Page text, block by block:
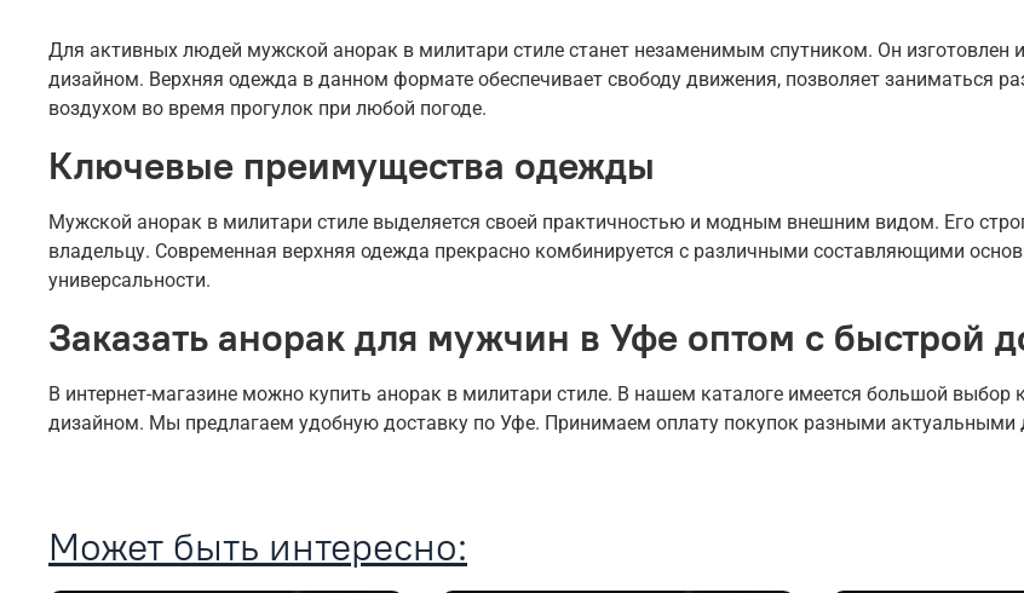
Для активных людей мужской анорак в милитари стиле станет незаменимым спутником. Он изготовлен
дизайном. Верхняя одежда в данном формате обеспечивает свободу движения, позволяет заниматься
воздухом во время прогулок при любой погоде.
Ключевые преимущества одежды
Мужской анорак в милитари стиле выделяется своей практичностью и модным внешним видом. Его
владельцу. Современная верхняя одежда прекрасно комбинируется с различными составляющими
универсальности.
Заказать анорак для мужчин в Уфе оптом с быстрой
В интернет-магазине можно купить анорак в милитари стиле. В нашем каталоге имеется большой
дизайном. Мы предлагаем удобную доставку по Уфе. Принимаем оплату покупок разными актуальными
Может быть интересно: